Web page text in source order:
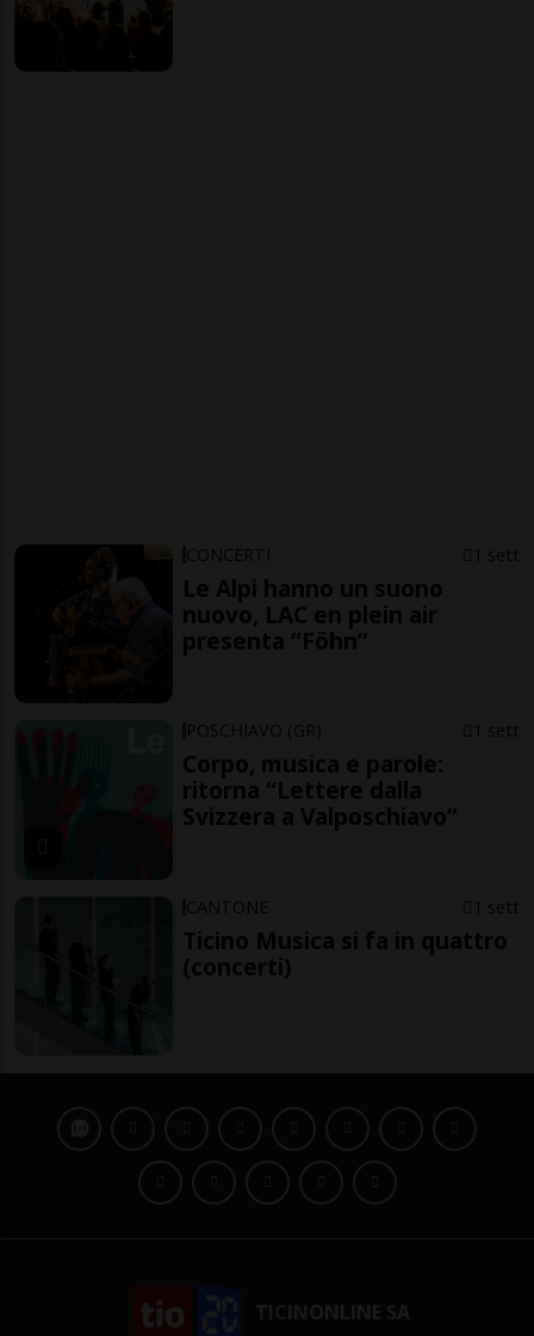
CONCERTI 1 sett
Le Alpi hanno un suono
nuovo, LAC en plein air
presenta “Föhn”
POSCHIAVO (GR) 1 sett
Corpo, musica e parole:
ritorna “Lettere dalla
Svizzera a Valposchiavo”
CANTONE 1 sett
Ticino Musica si fa in quattro
(concerti)